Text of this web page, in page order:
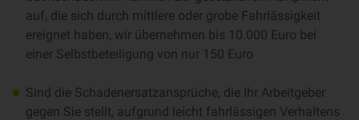
auf, die sich durch mittlere oder grobe Fahrlässigkeit
ereignet haben, wir übernehmen bis 10.000 Euro bei
einer Selbstbeteiligung von nur 150 Euro
Sind die Schadenersatzansprüche, die Ihr Arbeitgeber
gegen Sie stellt, aufgrund leicht fahrlässigen Verhaltens